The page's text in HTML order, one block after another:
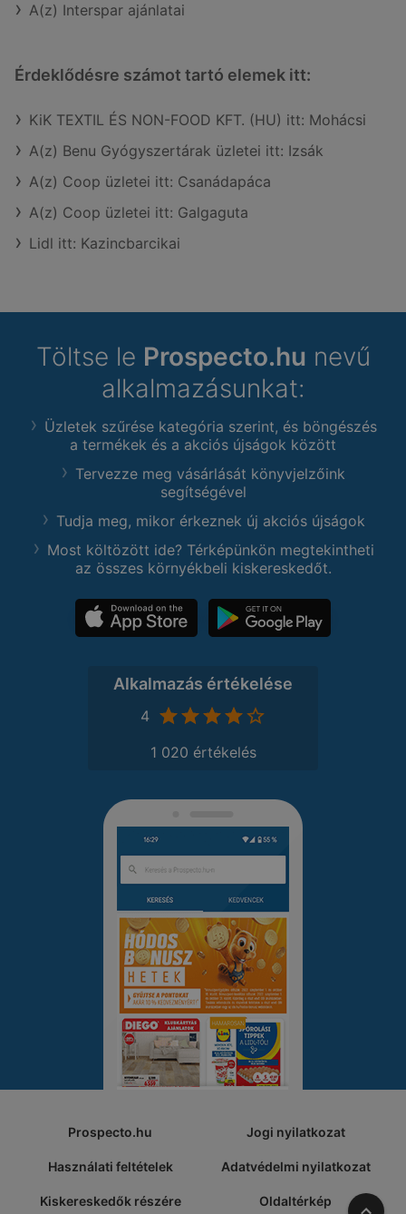
A(z) Interspar ajánlatai
Érdeklődésre számot tartó elemek itt:
KiK TEXTIL ÉS NON-FOOD KFT. (HU) itt: Mohácsi
A(z) Benu Gyógyszertárak üzletei itt: Izsák
A(z) Coop üzletei itt: Csanádapáca
A(z) Coop üzletei itt: Galgaguta
Lidl itt: Kazincbarcikai
Töltse le Prospecto.hu nevű
alkalmazásunkat:
Üzletek szűrése kategória szerint, és böngészés
a termékek és a akciós újságok között
Tervezze meg vásárlását könyvjelzőink
segítségével
Tudja meg, mikor érkeznek új akciós újságok
Most költözött ide? Térképünkön megtekintheti
az összes környékbeli kiskereskedőt.
Alkalmazás értékelése
4
1 020 értékelés
Prospecto.hu Jogi nyilatkozat
Használati feltételek Adatvédelmi nyilatkozat
Kiskereskedők részére Oldaltérkép A